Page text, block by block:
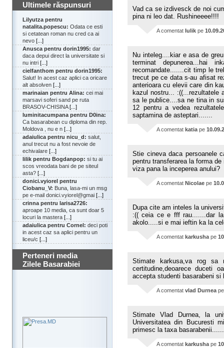
Ultimele răspunsuri
Lilyutza pentru
natalita.popescu: Odata ce esti
si cetatean roman nu cred ca ai
nevo [...]
Anusca pentru dorin1995: dar
daca depui direct la universitate si
nu intri [...]
cielfanthom pentru dorin1995:
Salut! In acest caz aplici ca oricare
alt absolven [...]
marinaian pentru Alina: cei mai
marsavi soferi sand pe ruta
BRASOV-CHISINA[...]
luminitacumpana pentru D0ina:
Ca basarabean cu diploma din rep.
Moldova , nu e n [...]
adaiulica pentru nicu_d: salut,
anul trecut nu a fost nevoie de
echivalare [...]
lilik pentru Bogdanpop: si tu ai
scos vreodata bani de pe siteul
asta? [...]
donici.vyiorel pentru
Ciobanu_V: Buna, lasa-mi un msg
pe e-mail donici.vyiorel@gmai [...]
crinna pentru larisa2726:
aproape 10 media, ca sunt doar 5
locuri la mastera [...]
adaiulica pentru Cornel: deci poti
in acest caz sa aplici pentru un
liceu/c [...]
Perteneri media
Zilele Basarabiei
Vad ca se izdivesck de noi
pina ni leo dat. Rushineeee!!!!
A comentat Iulik pe
Nu inteleg....kiar e asa de
terminat
recomandate.......cit timp le
trecut pe ce data s-au afisat
anterioara cu elevii care din
kazul nostru... :((...rezultatele
sa le publice....sa ne tina in
12 pentru a vedea
saptamina de asteptari.......
A comentat katia pe
Stie cineva daca persoanele
pentru transferarea la forma
viza pana la inceperea anului?
A comentat Nicolae pe
Dupa cite am inteles la
:(( ceia ce e fff rau.......dar
akolo.....si e mai ieftin ka la
A comentat karkusha pe
Stimate karkusa,va rog
certitudine,deoarece duceti
accepta studenti basarabeni si
A comentat vlad Durnea
Stimate Vlad Durnea, la
Universitatea din Bucuresti
primesc la taxa
A comentat karkusha pe